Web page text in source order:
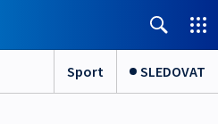
Sport SLEDOVAT